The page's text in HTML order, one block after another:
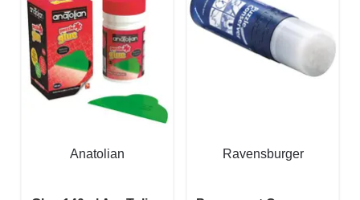
Anatolian Ravensburger